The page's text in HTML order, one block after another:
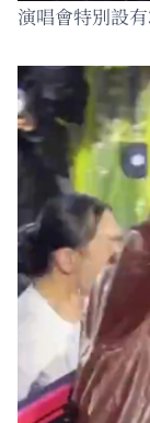
演唱會特別設